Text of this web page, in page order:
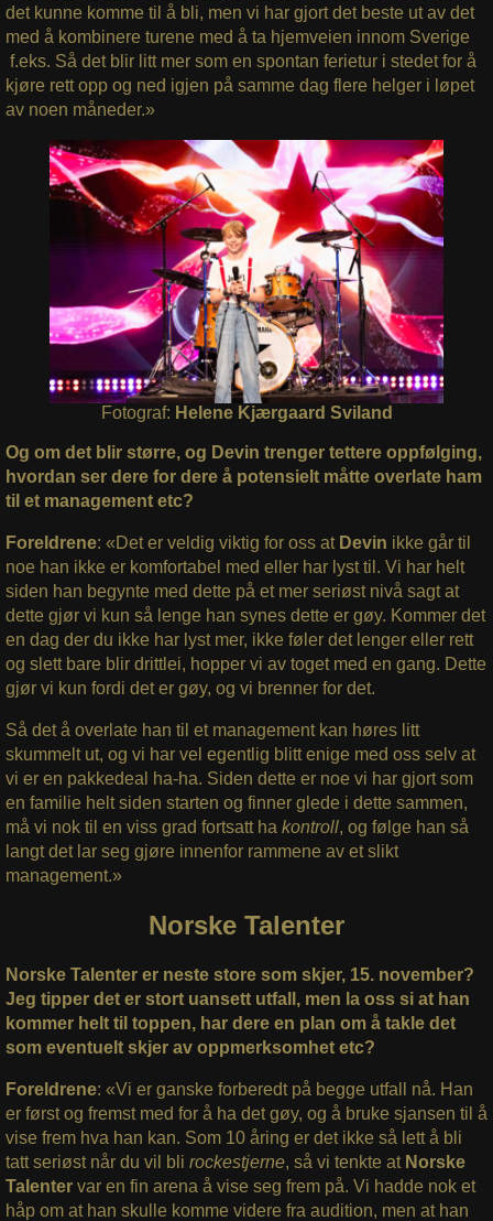
det kunne komme til å bli, men vi har gjort det beste ut av det
med å kombinere turene med å ta hjemveien innom Sverige
f.eks. Så det blir litt mer som en spontan ferietur i stedet for å
kjøre rett opp og ned igjen på samme dag flere helger i løpet
av noen måneder.»
Fotograf: Helene Kjærgaard Sviland
Og om det blir større, og Devin trenger tettere oppfølging,
hvordan ser dere for dere å potensielt måtte overlate ham
til et management etc?
Foreldrene: «Det er veldig viktig for oss at Devin ikke går til
noe han ikke er komfortabel med eller har lyst til. Vi har helt
siden han begynte med dette på et mer seriøst nivå sagt at
dette gjør vi kun så lenge han synes dette er gøy. Kommer det
en dag der du ikke har lyst mer, ikke føler det lenger eller rett
og slett bare blir drittlei, hopper vi av toget med en gang. Dette
gjør vi kun fordi det er gøy, og vi brenner for det.
Så det å overlate han til et management kan høres litt
skummelt ut, og vi har vel egentlig blitt enige med oss selv at
vi er en pakkedeal ha-ha. Siden dette er noe vi har gjort som
en familie helt siden starten og finner glede i dette sammen,
må vi nok til en viss grad fortsatt ha kontroll, og følge han så
langt det lar seg gjøre innenfor rammene av et slikt
management.»
Norske Talenter
Norske Talenter er neste store som skjer, 15. november?
Jeg tipper det er stort uansett utfall, men la oss si at han
kommer helt til toppen, har dere en plan om å takle det
som eventuelt skjer av oppmerksomhet etc?
Foreldrene: «Vi er ganske forberedt på begge utfall nå. Han
er først og fremst med for å ha det gøy, og å bruke sjansen til å
vise frem hva han kan. Som 10 åring er det ikke så lett å bli
tatt seriøst når du vil bli rockestjerne, så vi tenkte at Norske
Talenter var en fin arena å vise seg frem på. Vi hadde nok et
håp om at han skulle komme videre fra audition, men at han